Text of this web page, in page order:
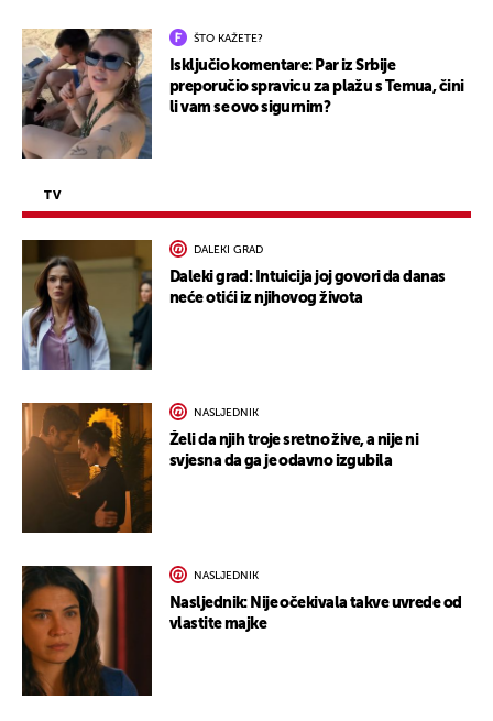
ŠTO KAŽETE?
Isključio komentare: Par iz Srbije
preporučio spravicu za plažu s Temua, čini
li vam se ovo sigurnim?
TV
DALEKI GRAD
Daleki grad: Intuicija joj govori da danas
neće otići iz njihovog života
NASLJEDNIK
Želi da njih troje sretno žive, a nije ni
svjesna da ga je odavno izgubila
NASLJEDNIK
Nasljednik: Nije očekivala takve uvrede od
vlastite majke